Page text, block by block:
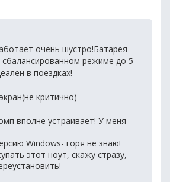
очень шустро!Батарея
режиме до 5
в поездках!
критично)
вполне устраивает! У меня
Windows- горя не знаю!
этот ноут, скажу стразу,